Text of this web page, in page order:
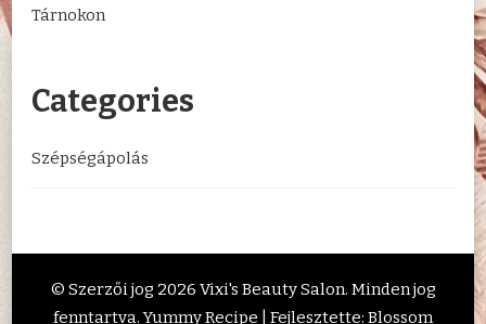
Tárnokon
Categories
Szépségápolás
© Szerzői jog 2026 Vixi's Beauty Salon. Minden jog
fenntartva. Yummy Recipe | Fejlesztette: Blossom